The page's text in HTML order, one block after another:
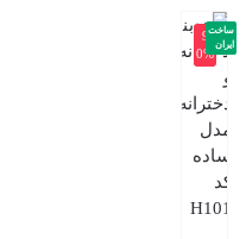
-9
0%
ساخت
ایران